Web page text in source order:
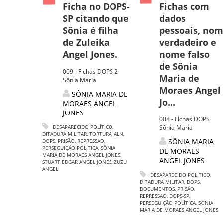
Ficha no DOPS-
SP citando que
Sônia é filha
de Zuleika
Angel Jones.
009 - Fichas DOPS 2
Sônia Maria
SÔNIA MARIA DE
MORAES ANGEL
JONES
DESAPARECIDO POLÍTICO,
DITADURA MILITAR, TORTURA, ALN,
DOPS, PRISÃO, REPRESSAO,
PERSEGUIÇÃO POLÍTICA, SÔNIA
MARIA DE MORAES ANGEL JONES,
STUART EDGAR ANGEL JONES, ZUZU
ANGEL
Fichas com
dados
pessoais,
verdadeiro e
nome falso
de Sônia
Maria de
Moraes Angel
Jo...
008 - Fichas DOPS
Sônia Maria
SÔNIA MARIA
DE MORAES
ANGEL JONES
DESAPARECIDO POLÍTICO,
DITADURA MILITAR, DOPS,
DOCUMENTOS, PRISÃO,
REPRESSAO, DOPS-SP,
PERSEGUIÇÃO POLÍTICA, SÔNIA
MARIA DE MORAES ANGEL JONES